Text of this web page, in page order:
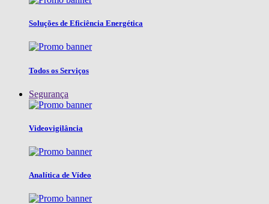
Soluções de Eficiência Energética
Todos os Serviços
Segurança
Videovigilância
Analítica de Vídeo